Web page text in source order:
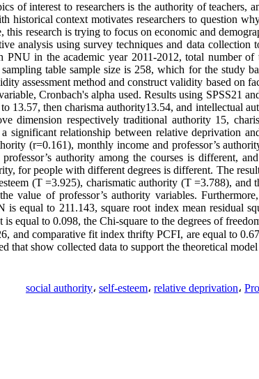
of interest to researchers is the authority of teachers,
historical context motivates researchers to question
this research is trying to focus on economic and
analysis using survey techniques and data
PNU in the academic year 2011-2012, total number of
table sample size is 258, which for the study
assessment method and construct validity based on
Cronbach's alpha used. Results using SPSS21
13.57, then charisma authority13.54, and intellectual
dimension respectively traditional authority 15,
significant relationship between relative deprivation
(r=0.161), monthly income and professor’s
authority among the courses is different,
for people with different degrees is different. The
(T =3.925), charismatic authority (T =3.788), and
value of professor’s authority variables.
is equal to 211 .143, square root index mean residual
is equal to 0.098, the Chi-square to the degrees of
, and comparative fit index thrifty PCFI, are equal to0.
that show collected data to support the theoretical
social authority، self-esteem، relative deprivation،